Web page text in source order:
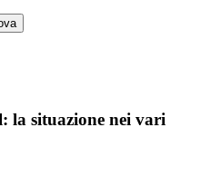
la situazione nei vari